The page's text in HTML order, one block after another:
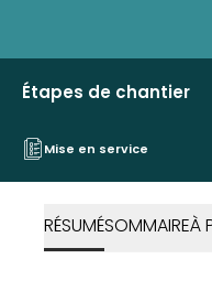
Étapes de chantier
Mise en service
RÉSUMÉSOMMAIREÀ